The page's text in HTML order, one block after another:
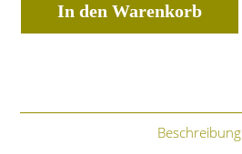
In den Warenkorb
Beschreibung